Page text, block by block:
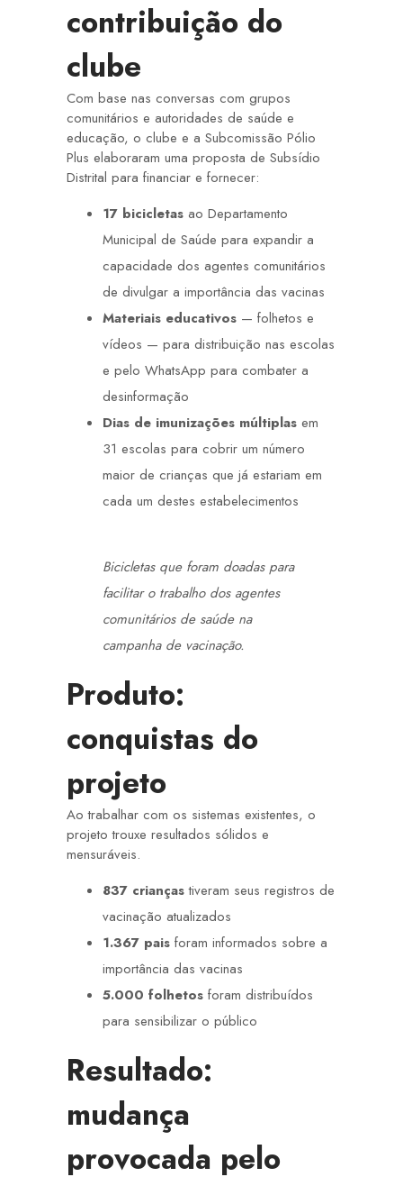
contribuição do
clube
Com base nas conversas com grupos
comunitários e autoridades de saúde e
educação, o clube e a Subcomissão Pólio
Plus elaboraram uma proposta de Subsídio
Distrital para financiar e fornecer:
17 bicicletas ao Departamento
Municipal de Saúde para expandir a
capacidade dos agentes comunitários
de divulgar a importância das vacinas
Materiais educativos — folhetos e
vídeos — para distribuição nas escolas
e pelo WhatsApp para combater a
desinformação
Dias de imunizações múltiplas em
31 escolas para cobrir um número
maior de crianças que já estariam em
cada um destes estabelecimentos
Bicicletas que foram doadas para
facilitar o trabalho dos agentes
comunitários de saúde na
campanha de vacinação.
Produto:
conquistas do
projeto
Ao trabalhar com os sistemas existentes, o
projeto trouxe resultados sólidos e
mensuráveis.
837 criançastiveram seus registros de
vacinação atualizados
1.367 pais foram informados sobre a
importância das vacinas
5.000 folhetos foram distribuídos
para sensibilizar o público
Resultado:
mudança
provocada pelo